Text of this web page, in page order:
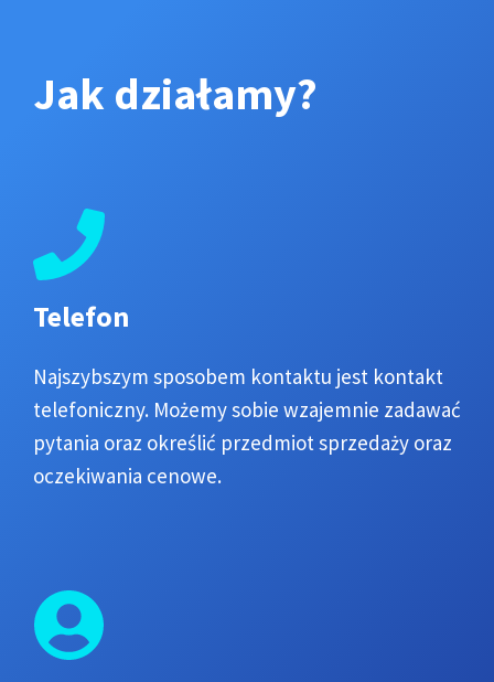
Jak działamy?
Telefon
Najszybszym sposobem kontaktu jest kontakt
telefoniczny. Możemy sobie wzajemnie zadawać
pytania oraz określić przedmiot sprzedaży oraz
oczekiwania cenowe.